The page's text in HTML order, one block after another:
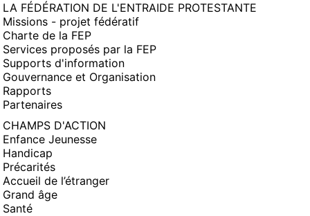
LA FÉDÉRATION DE L'ENTRAIDE PROTESTANTE
Missions - projet fédératif
Charte de la FEP
Services proposés par la FEP
Supports d'information
Gouvernance et Organisation
Rapports
Partenaires
CHAMPS D'ACTION
Enfance Jeunesse
Handicap
Précarités
Accueil de l’étranger
Grand âge
Santé